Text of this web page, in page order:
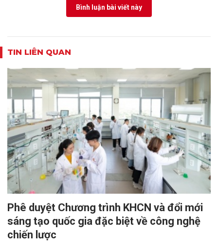
Bình luận bài viết này
TIN LIÊN QUAN
Phê duyệt Chương trình KHCN và đổi mới
sáng tạo quốc gia đặc biệt về công nghệ
chiến lược